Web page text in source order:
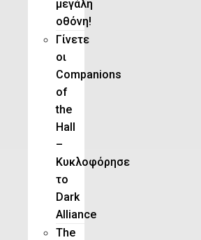
μεγάλη
οθόνη!
Γίνετε
οι
Companions
of
the
Hall
–
Κυκλοφόρησε
το
Dark
Alliance
The